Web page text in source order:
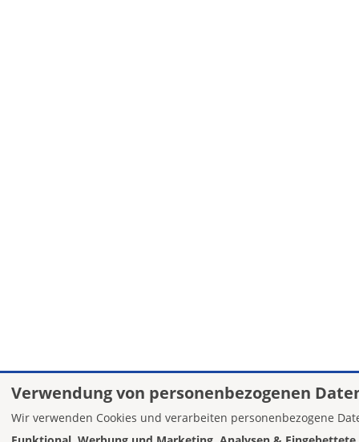
Verwendung von personenbezogenen
Wir verwenden Cookies und verarbeiten personenbezogene